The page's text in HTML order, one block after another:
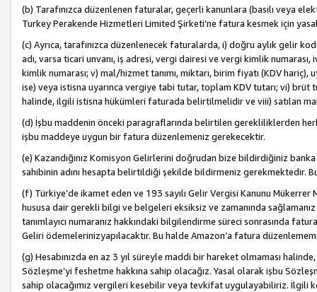
(b) Tarafınızca düzenlenen faturalar, geçerli kanunlara (basılı veya
Turkey Perakende Hizmetleri Limited Şirketi’ne fatura kesmek için
(c) Ayrıca, tarafınızca düzenlenecek faturalarda, i) doğru aylık gelir
adı, varsa ticari unvanı, iş adresi, vergi dairesi ve vergi kimlik
kimlik numarası; v) mal/hizmet tanımı, miktarı, birim fiyatı (KDV
ise) veya istisna uyarınca vergiye tabi tutar, toplam KDV tutarı; vi) brüt
halinde, ilgili istisna hükümleri faturada belirtilmelidir ve viii) satılan
(d) İşbu maddenin önceki paragraflarında belirtilen gerekliliklerden
işbu maddeye uygun bir fatura düzenlemeniz gerekecektir.
(e) Kazandığınız Komisyon Gelirlerini doğrudan bize bildirdiğiniz banka
sahibinin adını hesapta belirtildiği şekilde bildirmeniz gerekmektedir.
(f) Türkiye’de ikamet eden ve 193 sayılı Gelir Vergisi Kanunu
hususa dair gerekli bilgi ve belgeleri eksiksiz ve zamanında
tanımlayıcı numaranız hakkındaki bilgilendirme süreci sonrasında
Geliri ödemelerinizyapılacaktır. Bu halde Amazon’a fatura
(g) Hesabınızda en az 3 yıl süreyle maddi bir hareket olmaması
Sözleşme’yi feshetme hakkına sahip olacağız. Yasal olarak işbu
sahip olacağımız vergileri kesebilir veya tevkifat uygulayabiliriz. İlgili